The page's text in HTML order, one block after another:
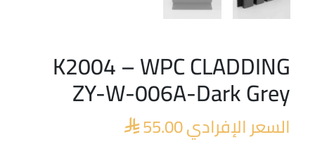
K2004 – WPC CLADDING
ZY-W-006A-Dark Grey
السعر الإفرادي 55.00